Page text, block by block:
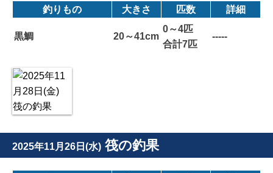
釣りもの 大きさ 匹数 詳細
黒鯛 20～41cm
0～4匹
合計7匹
-----
2025年11月26日(水) 筏の釣果